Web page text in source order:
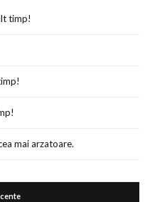
timp!
mai arzatoare.